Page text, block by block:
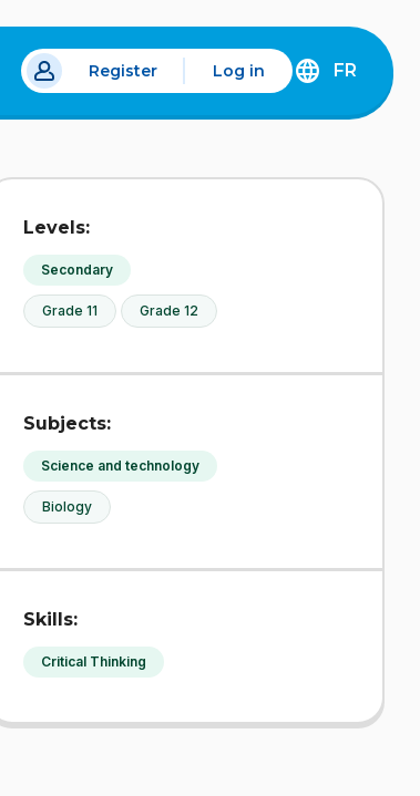
Register Log in
DÉCOUVREZ
FRANÇAIS
FR
Levels:
Secondary
Grade 11 Grade 12
Subjects:
Science and technology
Biology
Skills:
Critical Thinking